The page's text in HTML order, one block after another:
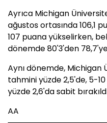
Ayrıca Michigan
ağustos ortasında 106,1
107 puana yükselirken,
dönemde 80'3'den
Aynı dönemde, Michigan
tahmini yüzde 2,5'de, 5-
yüzde 2,6'da sabit
AA